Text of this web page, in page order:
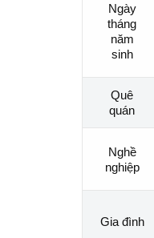
Ngày
tháng
năm
sinh
Quê
quán
Nghề
nghiệp
Gia đình